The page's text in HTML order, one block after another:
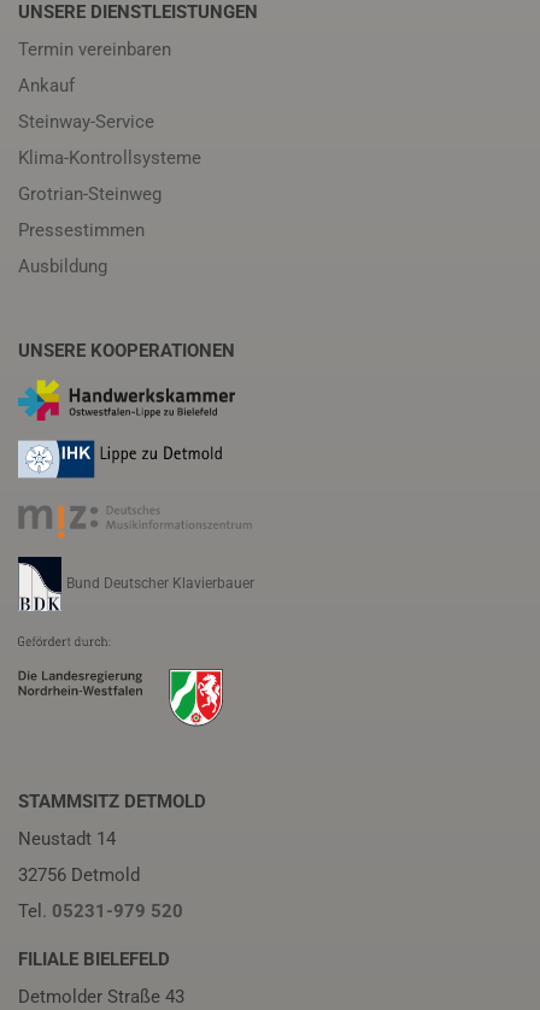
UNSERE DIENSTLEISTUNGEN
Termin vereinbaren
Ankauf
Steinway-Service
Klima-Kontrollsysteme
Grotrian-Steinweg
Pressestimmen
Ausbildung
UNSERE KOOPERATIONEN
Bund Deutscher Klavierbauer
STAMMSITZ DETMOLD
Neustadt 14
32756 Detmold
Tel. 05231-979 520
FILIALE BIELEFELD
Detmolder Straße 43